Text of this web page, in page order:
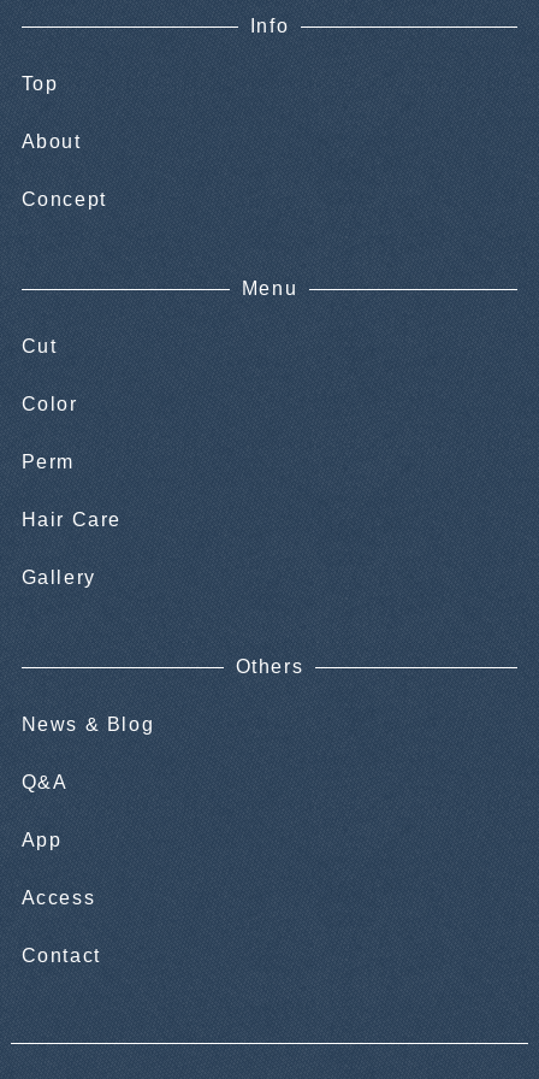
Info
Top
About
Concept
Menu
Cut
Color
Perm
Hair Care
Gallery
Others
News & Blog
Q&A
App
Access
Contact